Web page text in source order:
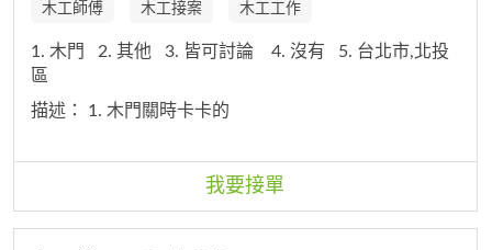
木工師傅 木工接案 木工工作
1. 木門 2. 其他 3. 皆可討論 4. 沒有
5. 台北市,北投
區
描述： 1. 木門關時卡卡的
我要接單